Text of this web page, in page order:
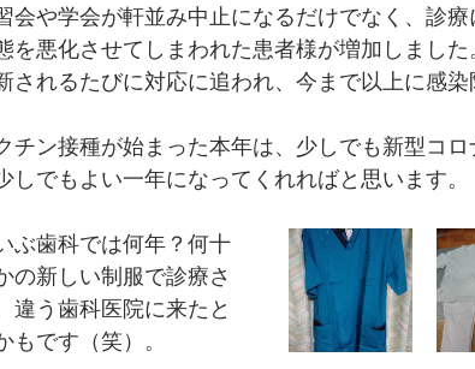
会や学会が軒並み中止になるだけでなく、診
を悪化させてしまわれた患者様が増加しまし
されるたびに対応に追われ、今まで以上に感
チン接種が始まった本年は、少しでも新型コ
しでもよい一年になってくれればと思います。
ぶ歯科では何年？何十
の新しい制服で診療さ
違う歯科医院に来たと
もです（笑）。